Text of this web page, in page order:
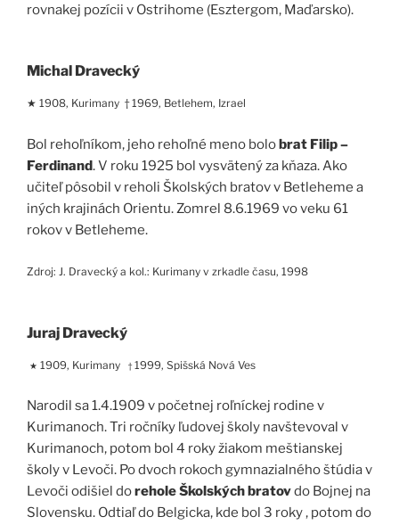
rovnakej pozícii v Ostrihome (Esztergom, Maďarsko).
Michal Dravecký
★ 1908, Kurimany † 1969, Betlehem, Izrael
Bol rehoľníkom, jeho rehoľné meno bolobrat Filip –
Ferdinand. V roku 1925 bol vysvätený za kňaza. Ako
učiteľ pôsobil v reholi Školských bratov v Betleheme a
iných krajinách Orientu. Zomrel 8.6.1969 vo veku 61
rokov v Betleheme.
Zdroj: J. Dravecký a kol.: Kurimany v zrkadle času, 1998
Juraj Dravecký
★ 1909, Kurimany †1999, Spišská Nová Ves
Narodil sa 1.4.1909 v početnej roľníckej rodine v
Kurimanoch. Tri ročníky ľudovej školy navštevoval v
Kurimanoch, potom bol 4 roky žiakom meštianskej
školy v Levoči. Po dvoch rokoch gymnazialného štúdia v
Levoči odišiel dorehole Školských bratovdo Bojnej na
Slovensku. Odtiaľ do Belgicka, kde bol 3 roky , potom do